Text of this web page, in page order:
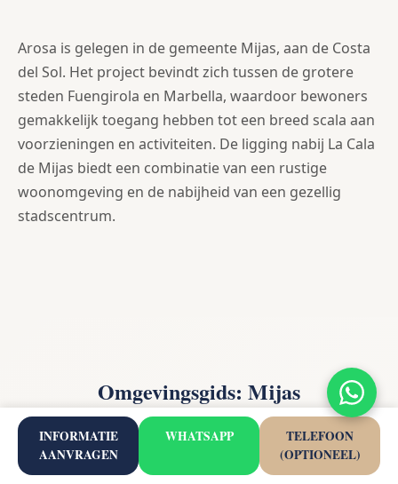
Arosa is gelegen in de gemeente Mijas, aan de Costa
del Sol. Het project bevindt zich tussen de grotere
steden Fuengirola en Marbella, waardoor bewoners
gemakkelijk toegang hebben tot een breed scala aan
voorzieningen en activiteiten. De ligging nabij La Cala
de Mijas biedt een combinatie van een rustige
woonomgeving en de nabijheid van een gezellig
stadscentrum.
Omgevingsgids: Mijas
Mijas is een gemeente gelegen aan de Costa del Sol,
INFORMATIE
AANVRAGEN
WHATSAPP
TELEFOON
(OPTIONEEL)